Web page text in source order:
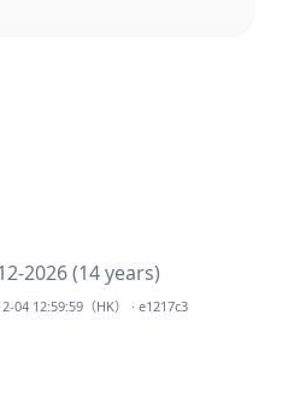
2026 (14 years)
04 12:59:59（HK） · e1217c3